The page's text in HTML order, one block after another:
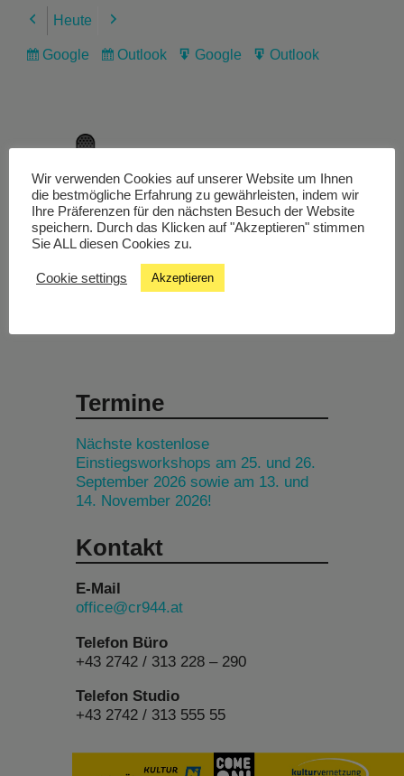
Previous
Heute Next
Subscribe
Google
Subscribe
Outlook
Export
Google
Export
Outlook
Livestream
Studiochat
Termine
Nächste kostenlose
Einstiegsworkshops am 25. und 26.
September 2026 sowie am 13. und
14. November 2026!
Kontakt
E-Mail
office@cr944.at
Telefon Büro
+43 2742 / 313 228 – 290
Telefon Studio
+43 2742 / 313 555 55
Wir verwenden Cookies auf unserer Website um Ihnen
die bestmögliche Erfahrung zu gewährleisten, indem wir
Ihre Präferenzen für den nächsten Besuch der Website
speichern. Durch das Klicken auf "Akzeptieren" stimmen
Sie ALL diesen Cookies zu.
Cookie settings Akzeptieren